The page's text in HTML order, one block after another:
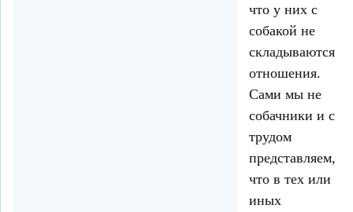
что у них с
собакой не
складываются
отношения.
Сами мы не
собачники и с
трудом
представляем,
что в тех или
иных